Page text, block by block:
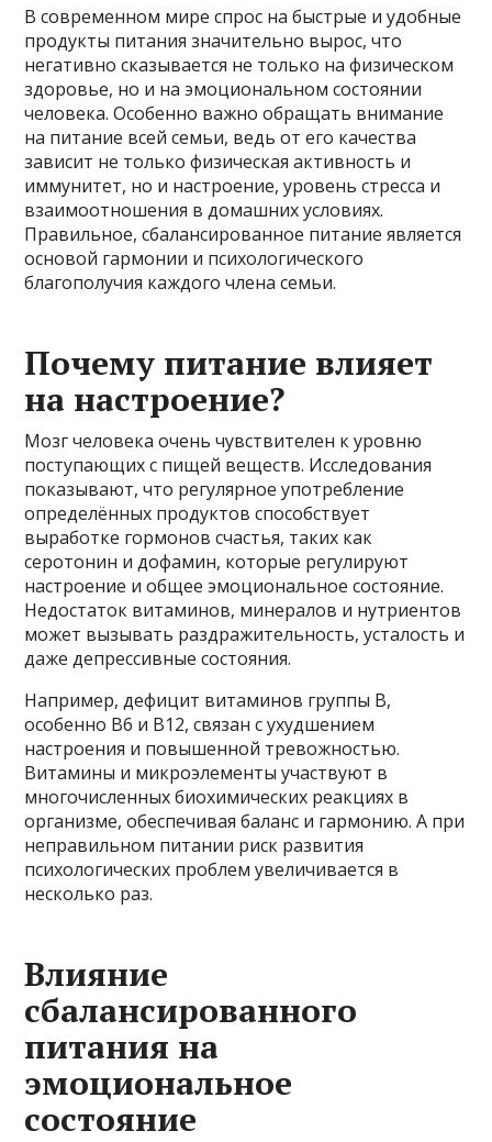
В современном мире спрос на быстрые и удобные
продукты питания значительно вырос, что
негативно сказывается не только на физическом
здоровье, но и на эмоциональном состоянии
человека. Особенно важно обращать внимание
на питание всей семьи, ведь от его качества
зависит не только физическая активность и
иммунитет, но и настроение, уровень стресса и
взаимоотношения в домашних условиях.
Правильное, сбалансированное питание является
основой гармонии и психологического
благополучия каждого члена семьи.
Почему питание влияет
на настроение?
Мозг человека очень чувствителен к уровню
поступающих с пищей веществ. Исследования
показывают, что регулярное употребление
определённых продуктов способствует
выработке гормонов счастья, таких как
серотонин и дофамин, которые регулируют
настроение и общее эмоциональное состояние.
Недостаток витаминов, минералов и нутриентов
может вызывать раздражительность, усталость и
даже депрессивные состояния.
Например, дефицит витаминов группы В,
особенно В6 и В12, связан с ухудшением
настроения и повышенной тревожностью.
Витамины и микроэлементы участвуют в
многочисленных биохимических реакциях в
организме, обеспечивая баланс и гармонию. А при
неправильном питании риск развития
психологических проблем увеличивается в
несколько раз.
Влияние
сбалансированного
питания на
эмоциональное
состояние